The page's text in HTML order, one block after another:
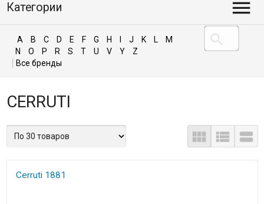
Категории
A B C D E F G H J K L
M
N
O P R S T U V Y Z
CERRUTI
Cerruti 1881